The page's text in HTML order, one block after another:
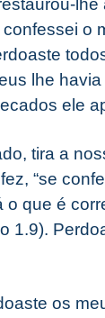
o
lhe
ele
tira a
“se
que é
1.9).
os